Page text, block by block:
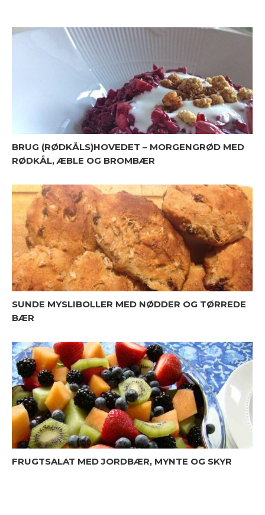
BRUG (RØDKÅLS)HOVEDET – MORGENGRØD MED
RØDKÅL, ÆBLE OG BROMBÆR
SUNDE MYSLIBOLLER MED NØDDER OG TØRREDE
BÆR
FRUGTSALAT MED JORDBÆR, MYNTE OG SKYR